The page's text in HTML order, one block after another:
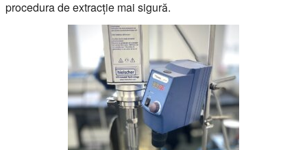
procedura de extracție mai sigură.